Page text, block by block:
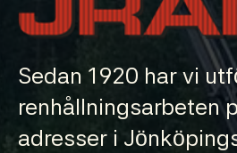
Sedan 1920 har vi
renhållningsarbeten
adresser i